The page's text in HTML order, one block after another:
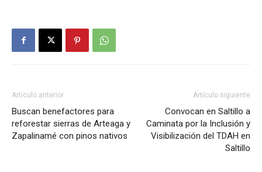
Artículo anterior
Buscan benefactores para
reforestar sierras de Arteaga y
Zapalinamé con pinos nativos
Artículo siguiente
Convocan en Saltillo a
Caminata por la Inclusión y
Visibilización del TDAH en
Saltillo